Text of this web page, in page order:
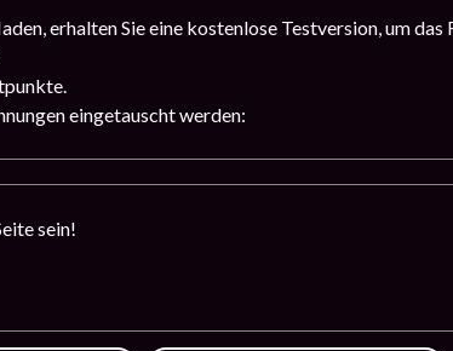
erhalten Sie eine kostenlose Testversion, um das
eingetauscht werden:
sein!